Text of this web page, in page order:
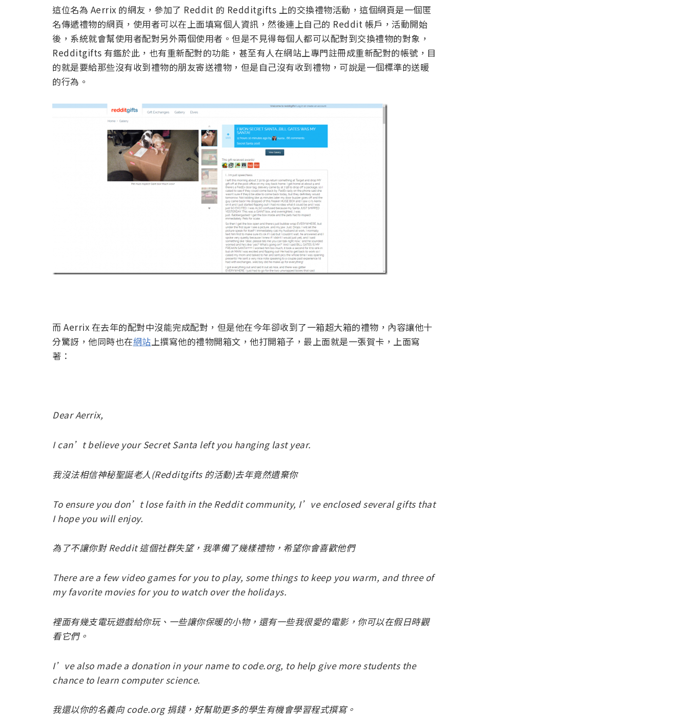
這位名為 Aerrix 的網友，參加了 Reddit 的 Redditgifts 上的交換禮物活動，這個網頁是一個匿
名傳遞禮物的網頁，使用者可以在上面填寫個人資訊，然後連上自己的 Reddit 帳戶，活動開始
後，系統就會幫使用者配對另外兩個使用者。但是不見得每個人都可以配對到交換禮物的對象，
Redditgifts 有鑑於此，也有重新配對的功能，甚至有人在網站上專門註冊成重新配對的帳號，目
的就是要給那些沒有收到禮物的朋友寄送禮物，但是自己沒有收到禮物，可說是一個標準的送暖
的行為。
而 Aerrix 在去年的配對中沒能完成配對，但是他在今年卻收到了一箱超大箱的禮物，內容讓他十
分驚訝，他同時也在網站 上撰寫他的禮物開箱文，他打開箱子，最上面就是一張賀卡，上面寫
著：
Dear Aerrix,
I can’t believe your Secret Santa left you hanging last year.
我沒法相信神秘聖誕老人(Redditgifts 的活動)去年竟然遺棄你
To ensure you don’t lose faith in the Reddit community, I’ve enclosed several gifts that
I hope you will enjoy.
為了不讓你對 Reddit 這個社群失望，我準備了幾樣禮物，希望你會喜歡他們
There are a few video games for you to play, some things to keep you warm, and three of
my favorite movies for you to watch over the holidays.
裡面有幾支電玩遊戲給你玩、一些讓你保暖的小物，還有一些我很愛的電影，你可以在假日時觀
看它們。
I’ve also made a donation in your name to code.org, to help give more students the
chance to learn computer science.
我還以你的名義向 code.org 捐錢，好幫助更多的學生有機會學習程式撰寫。